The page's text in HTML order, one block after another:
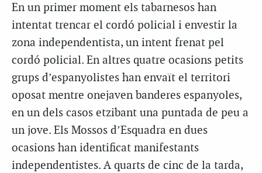
En un primer moment els tabarnesos han
intentat trencar el cordó policial i envestir la
zona independentista, un intent frenat pel
cordó policial. En altres quatre ocasions petits
grups d’espanyolistes han envaït el territori
oposat mentre onejaven banderes espanyoles,
en un dels casos etzibant una puntada de peu a
un jove. Els Mossos d’Esquadra en dues
ocasions han identificat manifestants
independentistes. A quarts de cinc de la tarda,